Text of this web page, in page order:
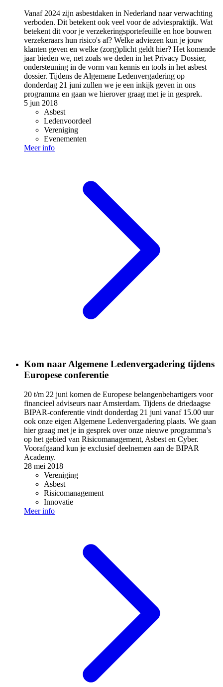
Vanaf 2024 zijn asbestdaken in Nederland naar verwachting
verboden. Dit betekent ook veel voor de adviespraktijk. Wat
betekent dit voor je verzekeringsportefeuille en hoe bouwen
verzekeraars hun risico's af? Welke adviezen kun je jouw
klanten geven en welke (zorg)plicht geldt hier? Het komende
jaar bieden we, net zoals we deden in het Privacy Dossier,
ondersteuning in de vorm van kennis en tools in het asbest
dossier. Tijdens de Algemene Ledenvergadering op
donderdag 21 juni zullen we je een inkijk geven in ons
programma en gaan we hierover graag met je in gesprek.
5 jun 2018
Asbest
Ledenvoordeel
Vereniging
Evenementen
Meer info
Kom naar Algemene Ledenvergadering tijdens
Europese conferentie
20 t/m 22 juni komen de Europese belangenbehartigers voor
financieel adviseurs naar Amsterdam. Tijdens de driedaagse
BIPAR-conferentie vindt donderdag 21 juni vanaf 15.00 uur
ook onze eigen Algemene Ledenvergadering plaats. We gaan
hier graag met je in gesprek over onze nieuwe programma’s
op het gebied van Risicomanagement, Asbest en Cyber.
Voorafgaand kun je exclusief deelnemen aan de BIPAR
Academy.
28 mei 2018
Vereniging
Asbest
Risicomanagement
Innovatie
Meer info